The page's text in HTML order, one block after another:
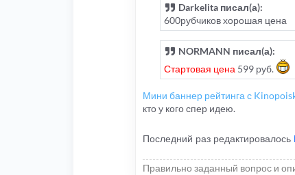
Darkelita писал(а):
600рубчиков хорошая цена
NORMANN писал(а):
Стартовая цена 599 руб.
Мини баннер рейтинга с
кто у кого спер идею.
Последний раз редактировалось
Правильно заданный вопрос и